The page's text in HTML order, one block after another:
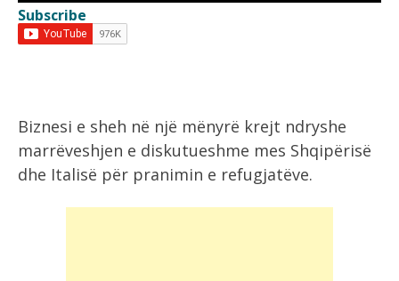
Subscribe
Biznesi e sheh në një mënyrë krejt ndryshe
marrëveshjen e diskutueshme mes Shqipërisë
dhe Italisë për pranimin e refugjatëve.